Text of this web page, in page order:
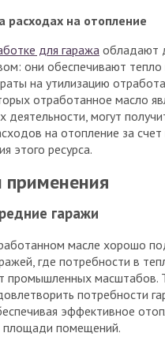
расходах на отопление
для гаража обладают
они обеспечивают
на утилизацию
отработанное масло
деятельности, могут
на отопление за счет
этого ресурса.
применения
гаражи
масле хорошо
где потребности в
промышленных масштабов.
потребности
эффективное
площади помещений.